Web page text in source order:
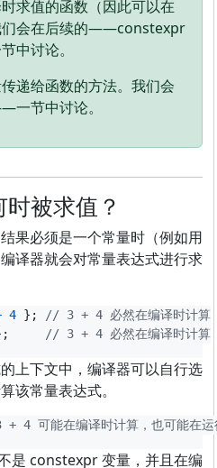
求值的函数（因此可以在
们会在后续的——constexpr
中讨论。
递给函数的方法。我们会
节中讨论。
被求值？
果必须是一个常量时（例如用
译器就会对常量表达式进行求
4 };
上下文中，编译器可以自行选
该常量表达式。
是 constexpr 变量，并且在编